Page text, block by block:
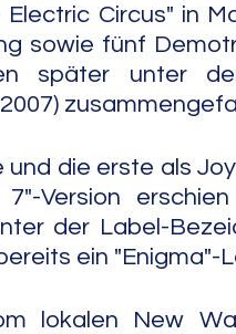
Circus" in
sowie fünf
später unter
die erste als
Version
der Label-
ein "Enigma"-
lokalen New